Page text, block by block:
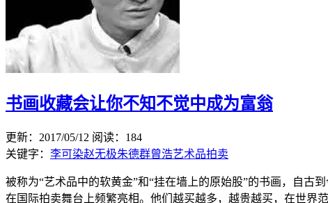
书画收藏会让你不知不觉中成为富翁
更新：2017/05/12 阅读：184
关键字： 李可染赵无极朱德群曾浩艺术品拍卖
被称为“艺术品中的软黄金”和“挂在墙上的原始股”的书画，自古
在国际拍卖舞台上频繁亮相。他们越买越多，越贵越买，在世界